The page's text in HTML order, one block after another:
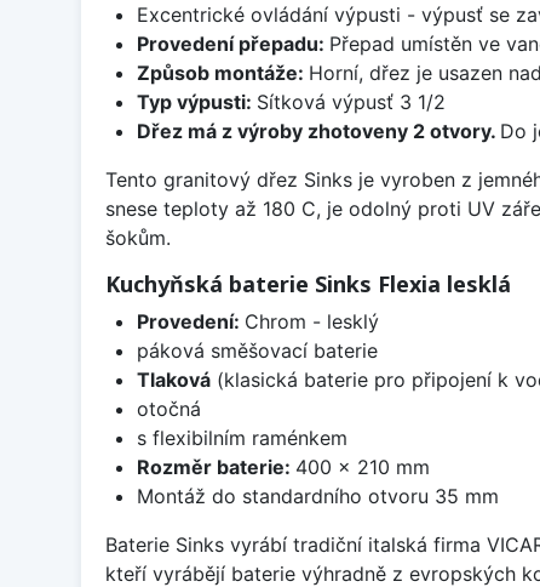
Excentrické ovládání výpusti - výpusť se
Provedení přepadu: Přepad umístěn ve
Způsob montáže: Horní, dřez je usazen
Typ výpusti: Sítková výpusť 3 1/2
Dřez má z výroby zhotoveny 2 otvory. Do
Tento granitový dřez Sinks je vyroben z
snese teploty až 180 C, je odolný proti UV
šokům.
Kuchyňská baterie Sinks Flexia lesklá
Provedení: Chrom - lesklý
páková směšovací baterie
Tlaková(klasická baterie pro připojení k
otočná
s flexibilním raménkem
Rozměr baterie: 400 x 210 mm
Montáž do standardního otvoru 35 mm
Baterie Sinks vyrábí tradiční italská firma
kteří vyrábějí baterie výhradně z evropských